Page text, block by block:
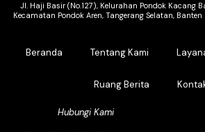
Jl. Haji Basir (No.127), Kelurahan Pondok Kacang
Kecamatan Pondok Aren, Tangerang Selatan, Banten
Beranda Tentang Kami
Ruang Berita
Hubungi Kami